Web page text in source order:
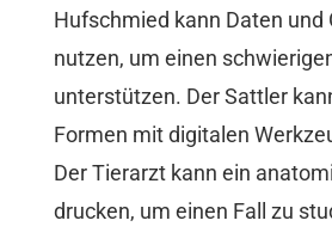
Hufschmied kann Daten und
nutzen, um einen
unterstützen. Der Sattler
Formen mit digitalen
Der Tierarzt kann ein
drucken, um einen Fall zu